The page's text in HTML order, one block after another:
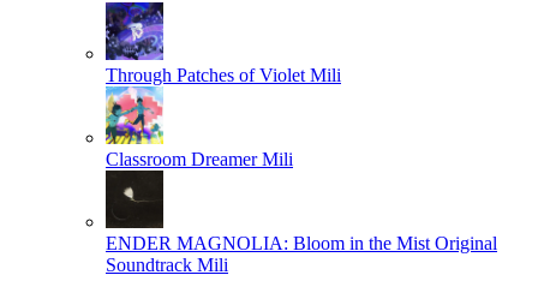
Through Patches of Violet Mili
Classroom Dreamer Mili
ENDER MAGNOLIA: Bloom in the Mist Original
Soundtrack Mili